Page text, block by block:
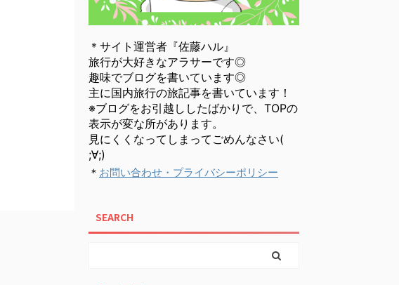
＊サイト運営者『佐藤ハル』
旅行が大好きなアラサーです◎
趣味でブログを書いています◎
主に国内旅行の旅記事を書いています！
※ブログをお引越ししたばかりで、TOPの
表示が変な所があります。
見にくくなってしまってごめんなさい(
;∀;)
＊ お問い合わせ・プライバシーポリシー
SEARCH